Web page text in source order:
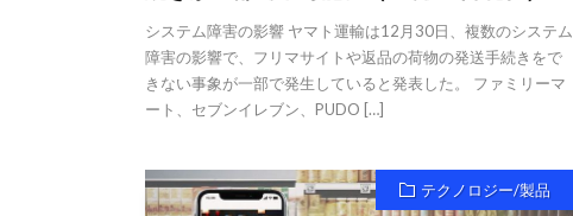
システム障害の影響 ヤマト運輸は12月30日、複数のシステム
障害の影響で、フリマサイトや返品の荷物の発送手続きをで
きない事象が一部で発生していると発表した。 ファミリーマ
ート、セブンイレブン、PUDO […]
テクノロジー/製品